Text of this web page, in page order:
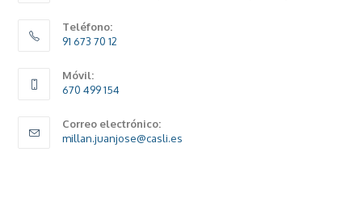
Teléfono:
91 673 70 12
Móvil:
670 499 154
Correo electrónico:
millan.juanjose@casli.es